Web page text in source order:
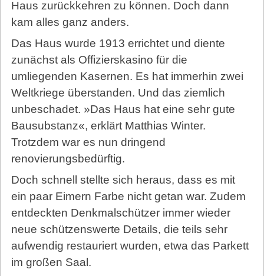
Haus zurückkehren zu können. Doch dann
kam alles ganz anders.
Das Haus wurde 1913 errichtet und diente
zunächst als Offizierskasino für die
umliegenden Kasernen. Es hat immerhin zwei
Weltkriege überstanden. Und das ziemlich
unbeschadet. »Das Haus hat eine sehr gute
Bausubstanz«, erklärt Matthias Winter.
Trotzdem war es nun dringend
renovierungsbedürftig.
Doch schnell stellte sich heraus, dass es mit
ein paar Eimern Farbe nicht getan war. Zudem
entdeckten Denkmalschützer immer wieder
neue schützenswerte Details, die teils sehr
aufwendig restauriert wurden, etwa das Parkett
im großen Saal.